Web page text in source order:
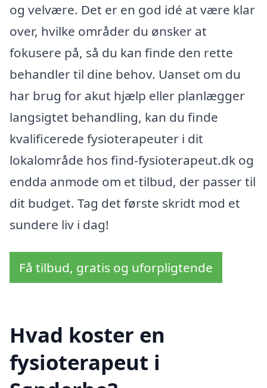
og velvære. Det er en god idé at være klar
over, hvilke områder du ønsker at
fokusere på, så du kan finde den rette
behandler til dine behov. Uanset om du
har brug for akut hjælp eller planlægger
langsigtet behandling, kan du finde
kvalificerede fysioterapeuter i dit
lokalområde hos find-fysioterapeut.dk og
endda anmode om et tilbud, der passer til
dit budget. Tag det første skridt mod et
sundere liv i dag!
Få tilbud, gratis og uforpligtende
Hvad koster en
fysioterapeut i